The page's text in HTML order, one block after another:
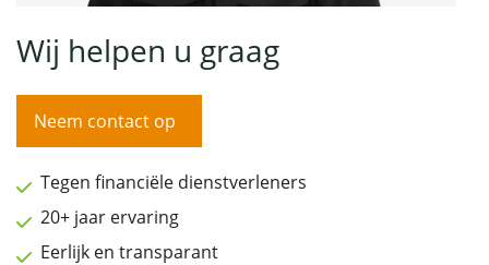
Wij helpen u graag
Neem contact op
Tegen financiële dienstverleners
20+ jaar ervaring
Eerlijk en transparant